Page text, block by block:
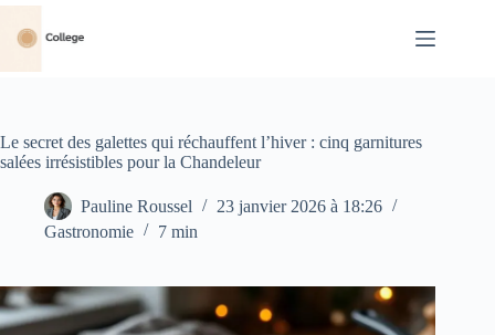
Passer
contenu
Le secret des galettes qui réchauffent l’hiver : cinq garnitures
salées irrésistibles pour la Chandeleur
Pauline Roussel
23 janvier 2026 à 18:26
Gastronomie
7 min